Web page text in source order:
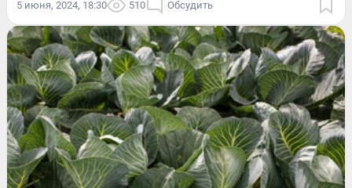
5 июня, 2024, 18:30 510 Обсудить